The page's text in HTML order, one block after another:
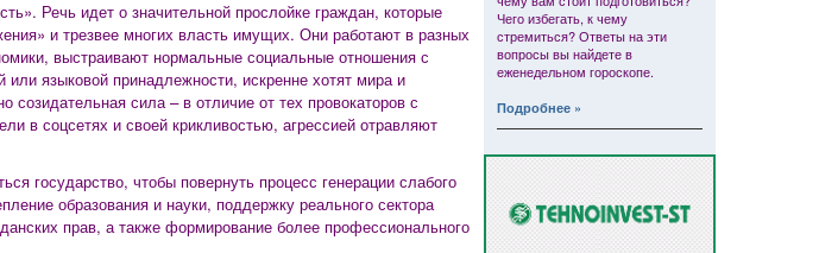
Речь идет о значительной прослойке граждан, которые
и трезвее многих власть имущих. Они работают в разных
выстраивают нормальные социальные отношения с
языковой принадлежности, искренне хотят мира и
созидательная сила – в отличие от тех провокаторов с
в соцсетях и своей крикливостью, агрессией отравляют
государство, чтобы повернуть процесс генерации слабого
образования и науки, поддержку реального сектора
прав, а также формирование более профессионального
Чего избегать, к чему
стремиться? Ответы на эти
вопросы вы найдете в
еженедельном гороскопе.
Подробнее »